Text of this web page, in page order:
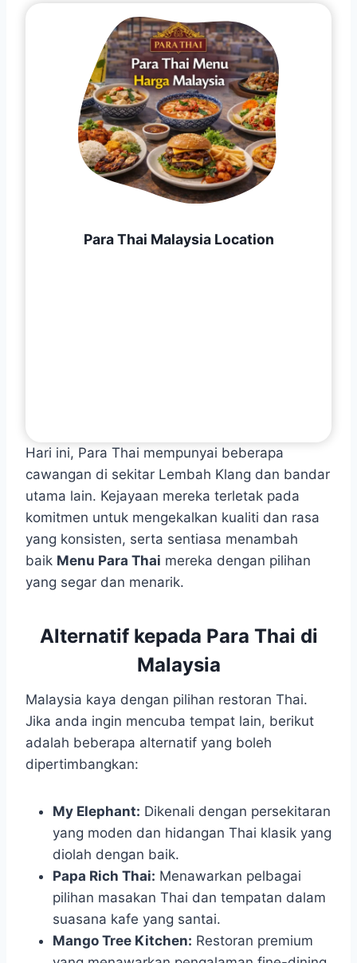
Para Thai Malaysia Location
Hari ini, Para Thai mempunyai beberapa
cawangan di sekitar Lembah Klang dan bandar
utama lain. Kejayaan mereka terletak pada
komitmen untuk mengekalkan kualiti dan rasa
yang konsisten, serta sentiasa menambah
baik Menu Para Thai mereka dengan pilihan
yang segar dan menarik.
Alternatif kepada Para Thai di
Malaysia
Malaysia kaya dengan pilihan restoran Thai.
Jika anda ingin mencuba tempat lain, berikut
adalah beberapa alternatif yang boleh
dipertimbangkan:
My Elephant: Dikenali dengan persekitaran
yang moden dan hidangan Thai klasik yang
diolah dengan baik.
Papa Rich Thai: Menawarkan pelbagai
pilihan masakan Thai dan tempatan dalam
suasana kafe yang santai.
Mango Tree Kitchen: Restoran premium